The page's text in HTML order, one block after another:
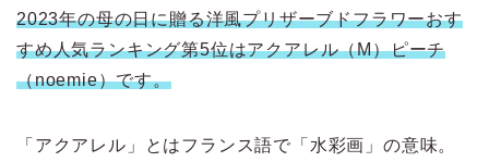
2023年の母の日に贈る洋風プリザーブドフラワーおす
すめ人気ランキング第5位はアクアレル（M）ピーチ
（noemie）です。
「アクアレル」とはフランス語で「水彩画」の意味。